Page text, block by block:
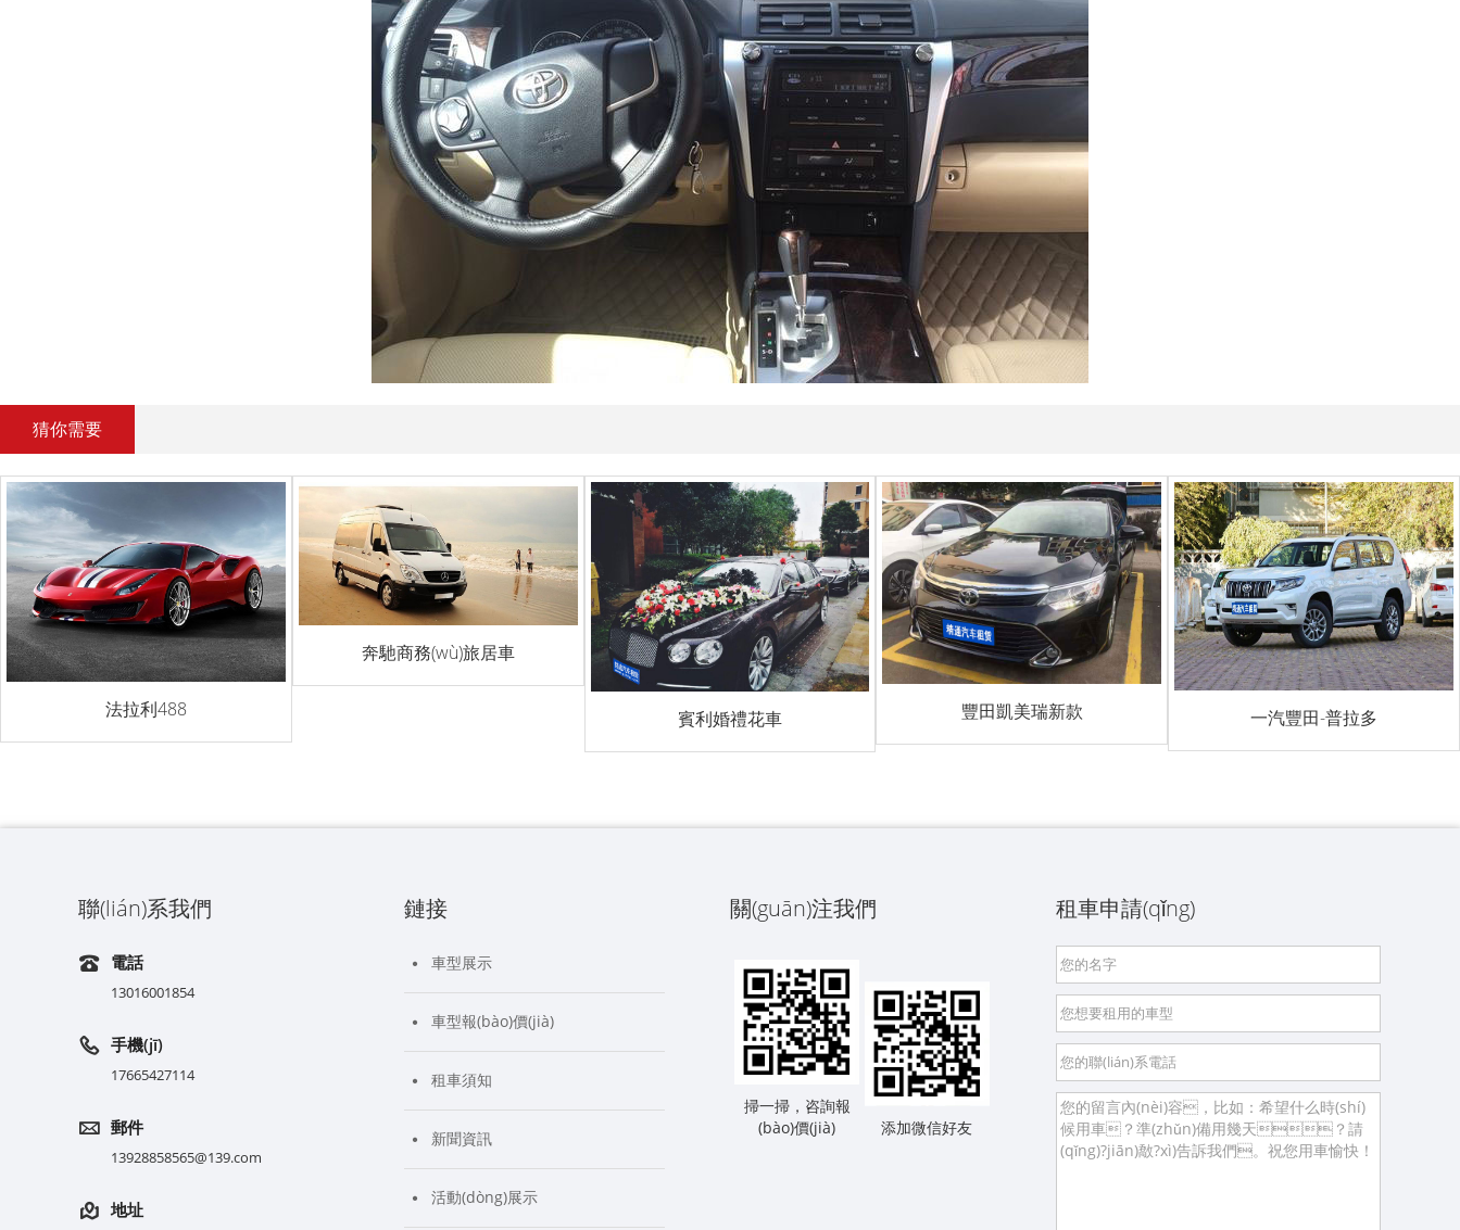
猜你需要
法拉利488
奔馳商務(wù)旅居車
賓利婚禮花車 豐田凱美瑞新款 一汽豐田-普拉多
聯(lián)系我們
電話
13016001854
手機(jī)
17665427114
郵件
13928858565@139.com
地址
鏈接
車型展示
車型報(bào)價(jià)
租車須知
新聞資訊
活動(dòng)展示
關(guān)注我們
掃一掃，咨詢報
(bào)價(jià)
添加微信好友
租車申請(qǐng)